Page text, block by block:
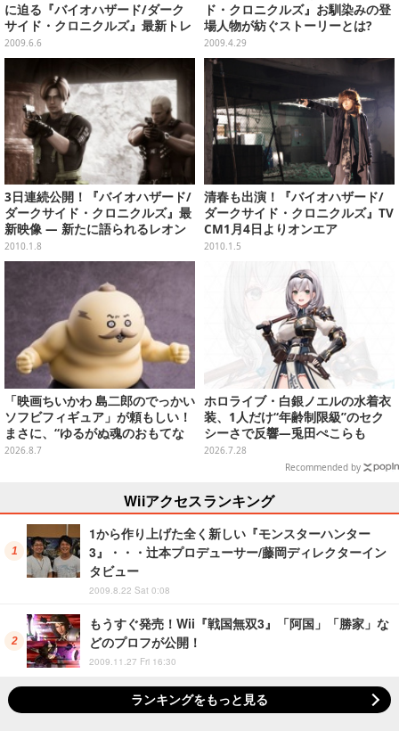
に迫る『バイオハザード/ダーク
サイド・クロニクルズ』最新トレ
イラーを掲載
2009.6.6
ド・クロニクルズ』お馴染みの登
場人物が紡ぐストーリーとは?
2009.4.29
3日連続公開！『バイオハザード/
ダークサイド・クロニクルズ』最
新映像 ― 新たに語られるレオン
とクラウザーの物語
2010.1.8
清春も出演！『バイオハザード/
ダークサイド・クロニクルズ』TV
CM1月4日よりオンエア
2010.1.5
「映画ちいかわ 島二郎のでっかい
ソフビフィギュア」が頼もしい！
まさに、“ゆるがぬ魂のおもてな
し”
2026.8.7
ホロライブ・白銀ノエルの水着衣
装、1人だけ“年齢制限級”のセク
シーさで反響―兎田ぺこらも
「こ、こんなことが許されていい
のか？」と興奮隠せず
2026.7.28
Recommended by
Wiiアクセスランキング
1から作り上げた全く新しい『モンスターハンター
3』・・・辻本プロデューサー/藤岡ディレクターイン
タビュー
2009.8.22 Sat 0:08
もうすぐ発売！Wii『戦国無双3』「阿国」「勝家」な
どのプロフが公開！
2009.11.27 Fri 16:30
ランキングをもっと見る